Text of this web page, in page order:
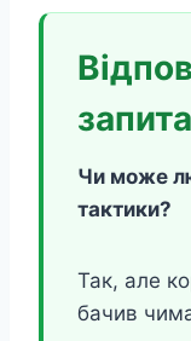
Чи може
тактики?
Так, але
бачив